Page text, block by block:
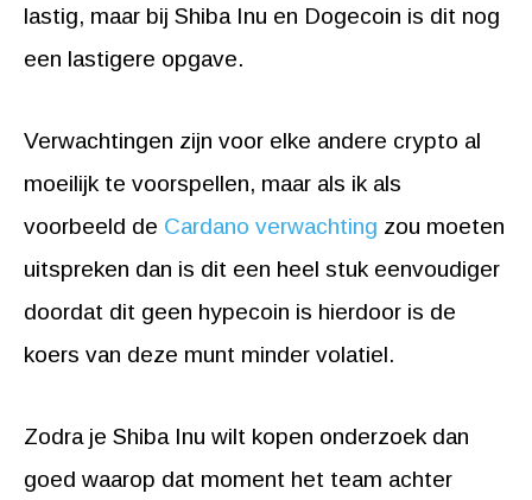
lastig, maar bij Shiba Inu en Dogecoin is dit nog
een lastigere opgave.
Verwachtingen zijn voor elke andere crypto al
moeilijk te voorspellen, maar als ik als
voorbeeld de Cardano verwachting zou moeten
uitspreken dan is dit een heel stuk eenvoudiger
doordat dit geen hypecoin is hierdoor is de
koers van deze munt minder volatiel.
Zodra je Shiba Inu wilt kopen onderzoek dan
goed waarop dat moment het team achter